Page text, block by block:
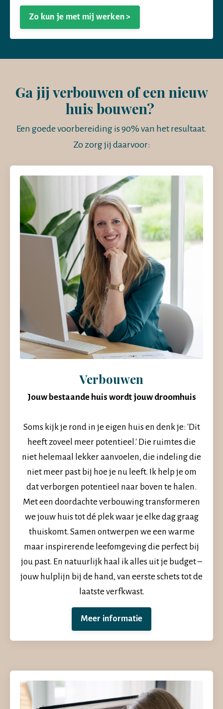
Zo kun je met mij werken >
Ga jij verbouwen of een nieuw
huis bouwen?
Een goede voorbereiding is 90% van het resultaat.
Zo zorg jij daarvoor:
Verbouwen
Jouw bestaande huis wordt jouw droomhuis
Soms kijk je rond in je eigen huis en denk je: 'Dit
heeft zoveel meer potentieel.' Die ruimtes die
niet helemaal lekker aanvoelen, die indeling die
niet meer past bij hoe je nu leeft. Ik help je om
dat verborgen potentieel naar boven te halen.
Met een doordachte verbouwing transformeren
we jouw huis tot dé plek waar je elke dag graag
thuiskomt. Samen ontwerpen we een warme
maar inspirerende leefomgeving die perfect bij
jou past. En natuurlijk haal ik alles uit je budget –
jouw hulplijn bij de hand, van eerste schets tot de
laatste verfkwast.
Meer informatie